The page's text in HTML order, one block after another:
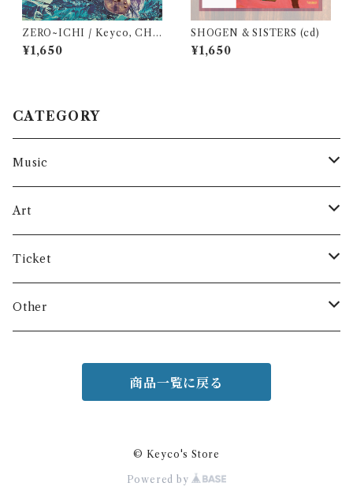
ZERO~ICHI / Keyco, CHA
N-MIKA (cd)
¥1,650
SHOGEN & SISTERS (cd)
¥1,650
CATEGORY
Music
cd
vinyl
data
Art
Keyco’s art
Mayca’s art
Ticket
Lesson
Other
商品一覧に戻る
© Keyco's Store
Powered by